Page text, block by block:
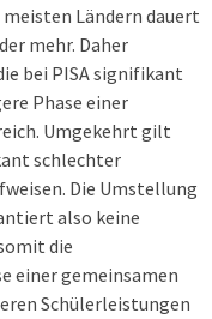
Ländern dauert
mehr. Daher
bei PISA signifikant
Phase einer
Umgekehrt gilt
schlechter
Die Umstellung
also keine
die
einer gemeinsamen
Schülerleistungen